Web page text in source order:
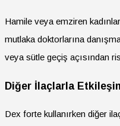
Hamile veya emziren
mutlaka doktorlarına
veya sütle geçiş açısından
Diğer İlaçlarla
Dex forte kullanırken diğer